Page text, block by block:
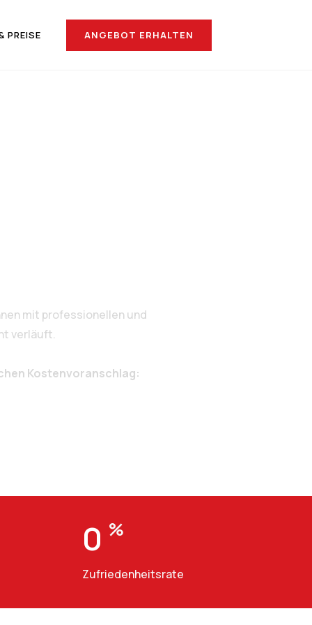
PREISE ANGEBOT ERHALTEN
mit professionellen und
verläuft.
Kostenvoranschlag:
0 %
Zufriedenheitsrate